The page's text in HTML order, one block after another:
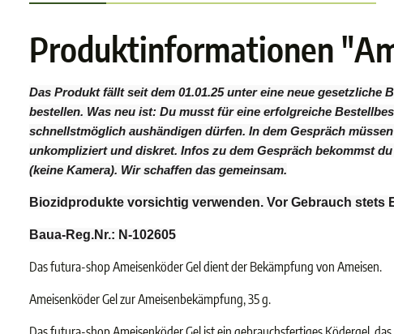
Produktinformationen
Das Produkt fällt seit dem 01.01.25 unter eine neue
bestellen. Was neu ist: Du musst für eine erfolgreiche
schnellstmöglich aushändigen dürfen. In dem Gespräch
unkompliziert und diskret. Infos zu dem Gespräch bekommst
(keine Kamera). Wir schaffen das gemeinsam.
Biozidprodukte vorsichtig verwenden. Vor Gebrauch
Baua-Reg.Nr.: N-102605
Das futura-shop Ameisenköder Gel dient der Bekämpfung von Ameisen.
Ameisenköder Gel zur Ameisenbekämpfung, 35 g.